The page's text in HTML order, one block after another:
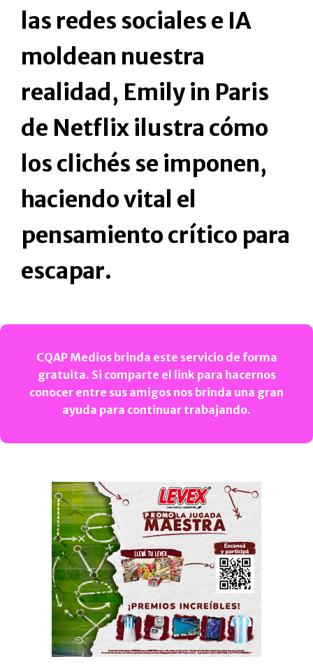
las redes sociales e IA
moldean nuestra
realidad, Emily in Paris
de Netflix ilustra cómo
los clichés se imponen,
haciendo vital el
pensamiento crítico para
escapar.
CQAP Medios brinda este servicio de forma
gratuita. Si comparte el link para hacernos
conocer entre sus amigos nos brinda una gran
ayuda para continuar trabajando.